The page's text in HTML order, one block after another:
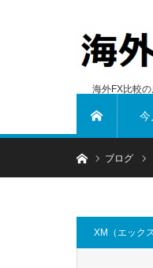
海外FX比較
今
ホームブログ
XM（エック